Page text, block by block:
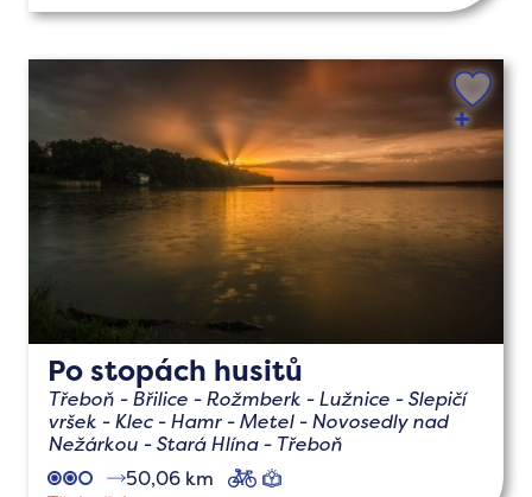
Po stopách husitů
Třeboň - Břilice - Rožmberk - Lužnice - Slepičí
vršek - Klec - Hamr - Metel - Novosedly nad
Nežárkou - Stará Hlína - Třeboň
50,06 km
cyklo